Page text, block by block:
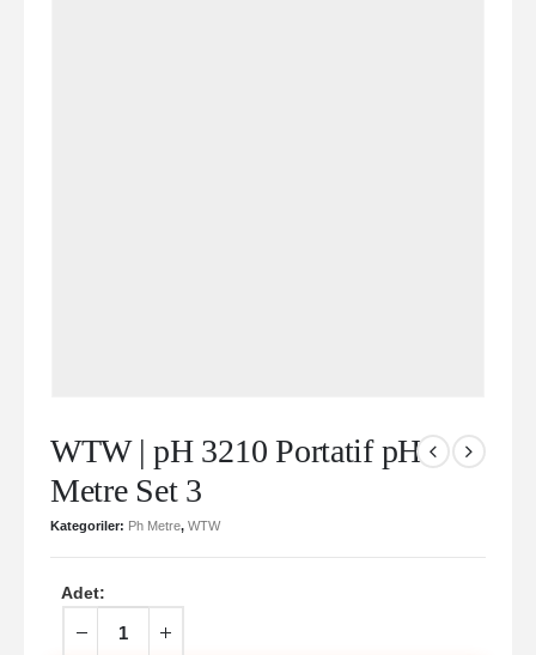
WTW | pH 3210 Portatif pH
Metre Set 3
Kategoriler: Ph Metre, WTW
Adet: